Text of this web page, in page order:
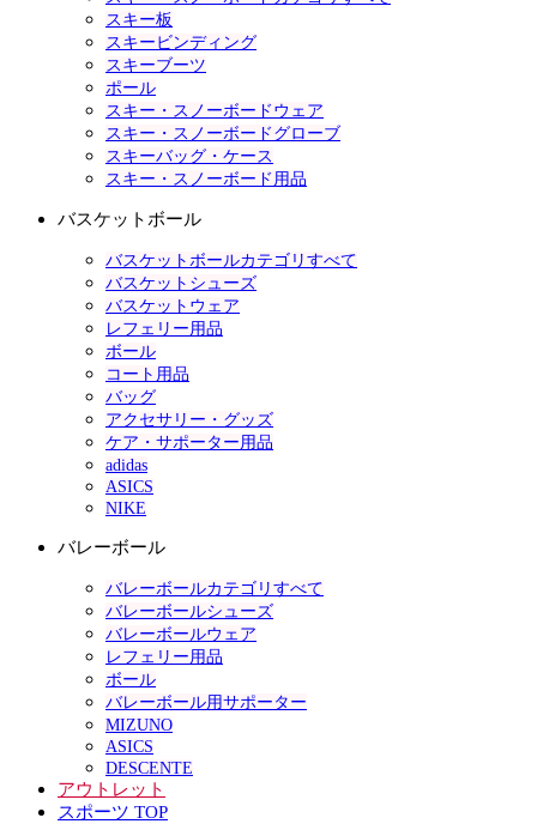
スキー板
スキービンディング
スキーブーツ
ポール
スキー・スノーボードウェア
スキー・スノーボードグローブ
スキーバッグ・ケース
スキー・スノーボード用品
バスケットボール
バスケットボールカテゴリすべて
バスケットシューズ
バスケットウェア
レフェリー用品
ボール
コート用品
バッグ
アクセサリー・グッズ
ケア・サポーター用品
adidas
ASICS
NIKE
バレーボール
バレーボールカテゴリすべて
バレーボールシューズ
バレーボールウェア
レフェリー用品
ボール
バレーボール用サポーター
MIZUNO
ASICS
DESCENTE
アウトレット
スポーツ TOP